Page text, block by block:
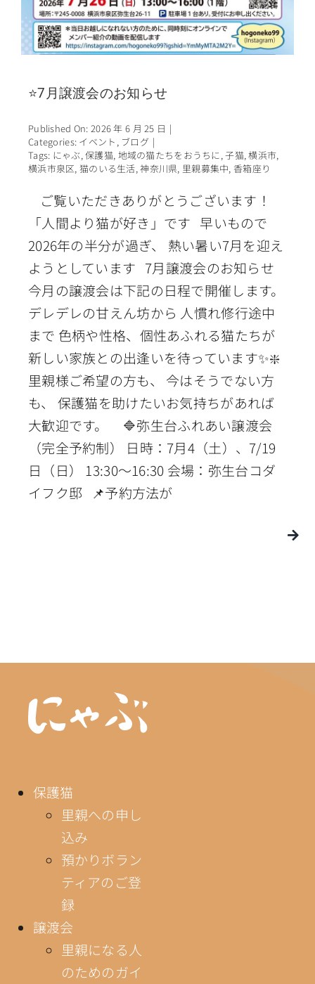
⭐7月譲渡会のお知らせ
Published On: 2026 年 6 月 25 日 |
Categories: イベント , ブログ |
Tags: にゃぶ,保護猫, 地域の猫たちをおうちに,子猫,横浜市,
横浜市泉区, 猫のいる生活,神奈川県, 里親募集中,香箱座り
ご覧いただきありがとうございます！
「人間より猫が好き」です 早いもので
2026年の半分が過ぎ、 熱い暑い7月を迎え
ようとしています 7月譲渡会のお知らせ
今月の譲渡会は下記の日程で開催します。
デレデレの甘えん坊から 人慣れ修行途中
まで 色柄や性格、個性あふれる猫たちが
新しい家族との出逢いを待っています✨❇️
里親様ご希望の方も、 今はそうでない方
も、 保護猫を助けたいお気持ちがあれば
大歓迎です。 🔷弥生台ふれあい譲渡会
（完全予約制） 日時：7月4（土）、7/19
日（日） 13:30〜16:30 会場：弥生台コダ
イフク邸 📌予約方法が
保護猫
里親への申し
込み
預かりボラン
ティアのご登
録
譲渡会
里親になる人
のためのガイ